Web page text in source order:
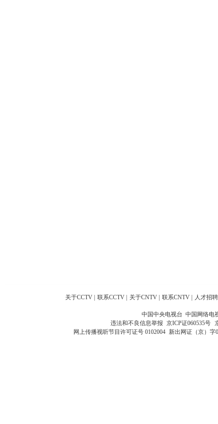
关于CCTV 联系CCTV 关于CNTV 联系CNTV 人才招聘
中国中央电视台 中国网络电
违法和不良信息举报 京ICP证060535号
网上传播视听节目许可证号 0102004 新出网证（京）